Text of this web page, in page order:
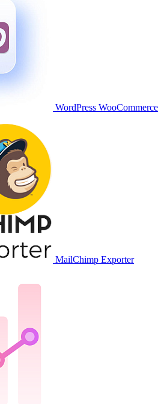
WordPress WooCommerce
MailChimp Exporter